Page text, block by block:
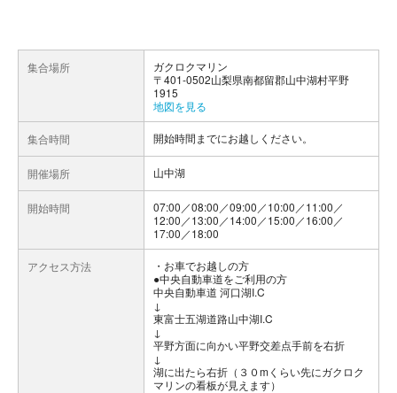
集合場所
ガクロクマリン
〒401-0502山梨県南都留郡山中湖村平野
1915
地図を見る
集合時間 開始時間までにお越しください。
開催場所 山中湖
開始時間
07:00／08:00／09:00／10:00／11:00／
12:00／13:00／14:00／15:00／16:00／
17:00／18:00
アクセス方法
お車でお越しの方
●中央自動車道をご利用の方
中央自動車道 河口湖I.C
↓
東富士五湖道路山中湖I.C
↓
平野方面に向かい平野交差点手前を右折
↓
湖に出たら右折（３０mくらい先にガクロク
マリンの看板が見えます）